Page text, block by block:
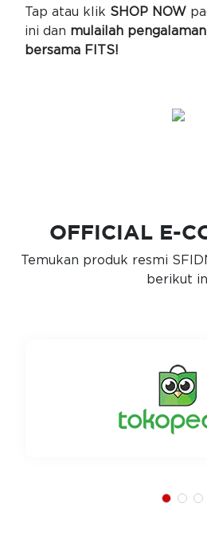
Tap atau klik SHOP NOW
ini dan mulailah
bersama FITS!
OFFICIAL E-
Temukan produk resmi
berikut